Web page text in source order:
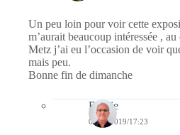
Un peu loin pour voir cette
m’aurait beaucoup intéressée ,
Metz j’ai eu l’occasion de voir
mais peu.
Bonne fin de dimanche
Bernie
07/01/2019/17:23